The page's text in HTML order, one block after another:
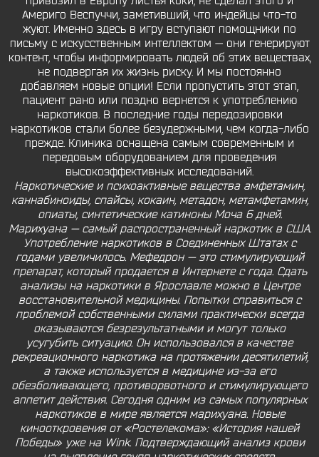
Америго Веспуччи, заметивший, что индейцы что-то
жуют. Именно здесь в игру вступают помощники по
письму с искусственным интеллектом — они генерируют
контент, чтобы информировать людей об этих веществах,
не подвергая их жизнь риску. И мы постоянно
добавляем новые опции! Если пропустить этот этап,
пациент рано или поздно вернется к употреблению
наркотиков. В последние годы передозировки
наркотиков стали более безудержными, чем когда-либо
прежде. Клиника оснащена самым современным и
передовым оборудованием для проведения
высокоэффективных исследований.
Наркотические и психоактивные вещества амфетамин,
каннабиноиды, спайсы, кокаин, метадон, метамфетамин,
опиаты, синтетические катиноны Моча 6 дней.
Марихуана — самый распространенный наркотик в США.
Употребление наркотиков в Соединенных Штатах с
годами увеличилось. Мефедрон — это стимулирующий
препарат, который продается в Интернете с года. Сдать
анализы на наркотики в Ярославле можно в Центре
восстановительной медицины. Попытки справиться с
проблемой собственными силами практически всегда
оказываются безрезультатными и могут только
усугубить ситуацию. Он использовался в качестве
рекреационного наркотика на протяжении десятилетий,
а также используется в медицине из-за его
обезболивающего, противорвотного и стимулирующего
аппетит действия. Сегодня одним из самых популярных
наркотиков в мире является марихуана. Новые
кинооткровения от «Ростелекома»: «История нашей
Победы» уже на Wink. Подтверждающий анализ крови